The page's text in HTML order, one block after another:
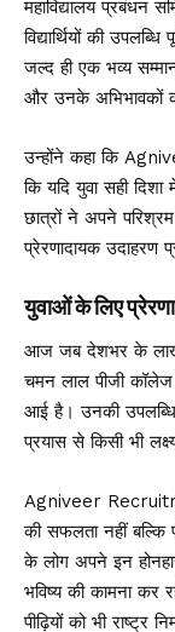
महाविद्यालय प्रबंधन
विद्यार्थियों की
जल्द ही एक भव्य
और उनके अभिभावकों
उन्होंने कहा कि
कि यदि युवा सही
छात्रों ने अपने
प्रेरणादायक उदाहरण
युवाओं के लिए
आज जब देशभर के लाखों
चमन लाल पीजी
आई है। उनकी
प्रयास से किसी भी
Agniveer
की सफलता नहीं बल्कि
के लोग अपने इन
भविष्य की कामना
पीढ़ियों को भी राष्ट्र